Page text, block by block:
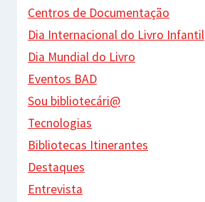
Centros de Documentação
Dia Internacional do Livro Infantil
Dia Mundial do Livro
Eventos BAD
Sou bibliotecári@
Tecnologias
Bibliotecas Itinerantes
Destaques
Entrevista